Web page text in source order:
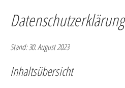
Datenschutzerklärung
Stand: 30. August 2023
Inhaltsübersicht